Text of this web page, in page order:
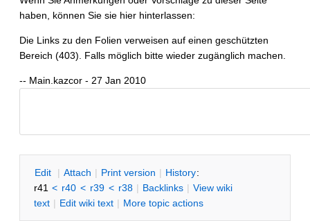
haben, können Sie sie hier hinterlassen:
Die Links zu den Folien verweisen auf einen geschützten
Bereich (403). Falls möglich bitte wieder zugänglich machen.
-- Main.kazcor - 27 Jan 2010
Edit | Attach | Print version | History:
r41 < r40 < r39 < r38 | Backlinks | View wiki
text | Edit wiki text | More topic actions